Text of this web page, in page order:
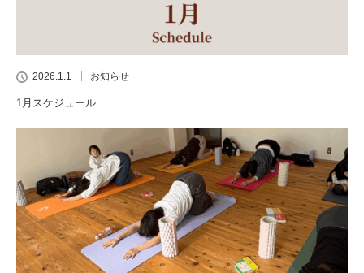
2026.1.1 お知らせ
1月スケジュール